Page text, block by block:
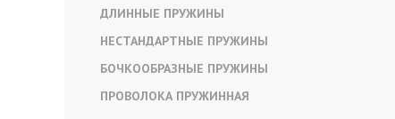
ДЛИННЫЕ ПРУЖИНЫ
НЕСТАНДАРТНЫЕ ПРУЖИНЫ
БОЧКООБРАЗНЫЕ ПРУЖИНЫ
ПРОВОЛОКА ПРУЖИННАЯ